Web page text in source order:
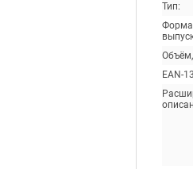
Тип:
Форма
EAN-